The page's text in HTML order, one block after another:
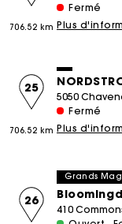
706.52 km
Fermé
Plus
25
706.52 km
5050
Fermé
Plus
Grands
26
410